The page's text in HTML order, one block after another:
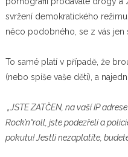
svržení demokratického
něco podobného, se z vás jen
To samé platí v případě, že
(nebo spíše vaše děti), a
„JSTE ZATČEN, na vaší IP
Rock’n“roll, jste podezřelí a
pokutu! Jestli nezaplatíte,